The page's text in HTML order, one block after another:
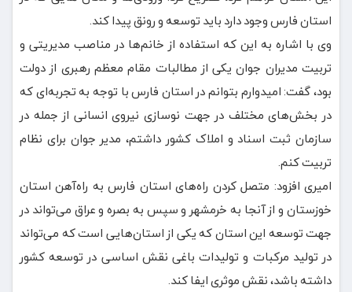
استان فارس وجود دارد باید توسعه و رونق پیدا کند.
وی با اشاره به این که استفاده از خانم‌ها در مناصب مدیریتی و
تربیت مدیران جوان یکی از مطالبات مقام معظم رهبری از دولت
بود، گفت: امیدوارم بتوانم در استان فارس با توجه به تجربه‌ای که
در بخش‌های مختلف در جهت نوسازی نیروی انسانی از جمله در
سازمان ثبت اسناد و املاک کشور داشتم، مدیر جوان برای نظام
تربیت کنم.
امیری افزود: متصل کردن راه‌های استان فارس به راه‌آهن استان
خوزستان و از آنجا به خرمشهر و سپس به بصره و عراق می‌تواند در
جهت توسعه این استان که یکی از استان‌هایی است که می‌تواند
در تولید مرکبات و تولیدات باغی نقش اساسی در توسعه کشور
داشته باشد، نقش موثری ایفا کند.